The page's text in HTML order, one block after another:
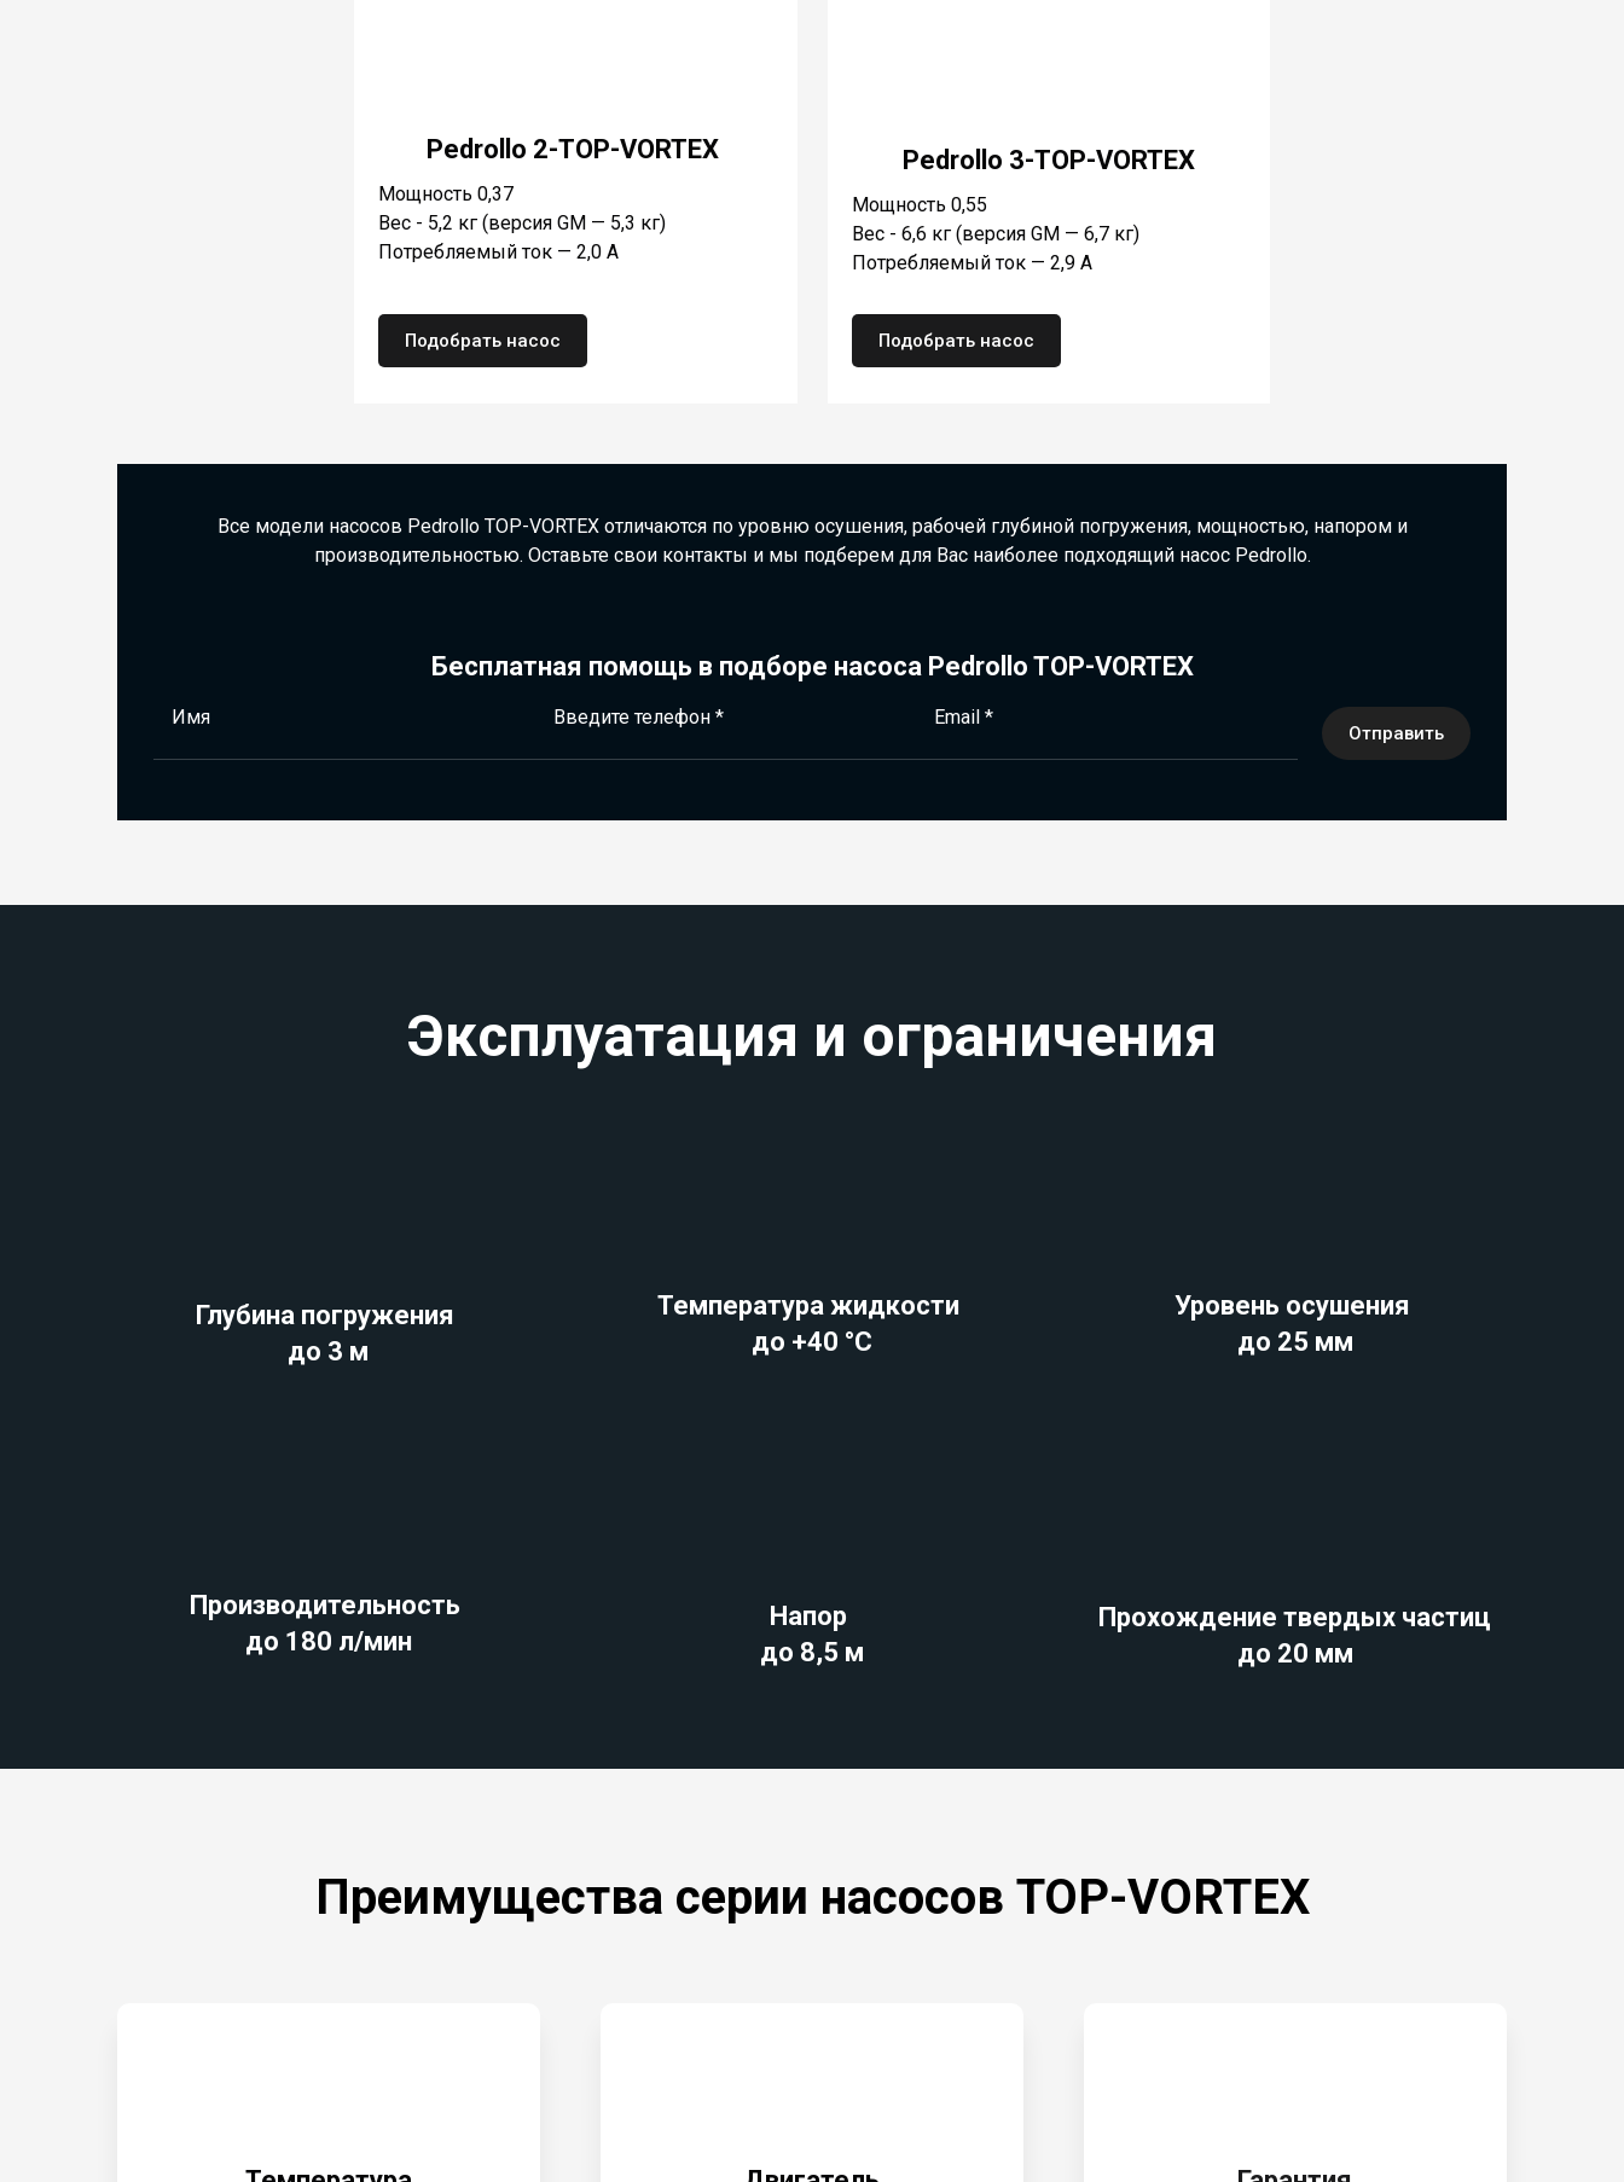
Pedrollo 2-TOP-VORTEX
Мощность 0,37
Вес - 5,2 кг (версия GM — 5,3 кг)
Потребляемый ток — 2,0 A
Подобрать насос
Pedrollo 3-TOP-VORTEX
Мощность 0,55
Вес - 6,6 кг (версия GM — 6,7 кг)
Потребляемый ток — 2,9 A
Подобрать насос
Все модели насосов Pedrollo TOP-VORTEX отличаются по уровню осушения, рабочей глубиной погружения, мощностью, напором и
производительностью. Оставьте свои контакты и мы подберем для Вас наиболее подходящий насос Pedrollo.
Бесплатная помощь в подборе насоса Pedrollo TOP-VORTEX
Имя Введите телефон * Email *
Отправить
Эксплуатация и ограничения
Глубина погружения
до 3 м
Температура жидкости
до +40 °C
Уровень осушения
до 25 мм
Производительность
до 180 л/мин
Напор
до 8,5 м
Прохождение твердых частиц
до 20 мм
Преимущества серии насосов TOP-VORTEX